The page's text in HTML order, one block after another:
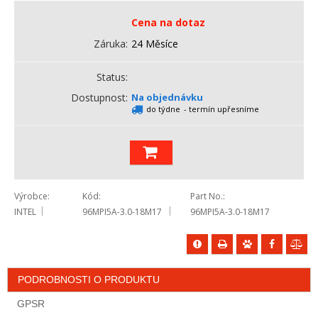
Cena na dotaz
Záruka 24 Měsíce
Status
Dostupnost Na objednávku
do týdne - termín upřesníme
Výrobce
INTEL
Kód
96MPI5A-3.0-18M17
Part No.
96MPI5A-3.0-18M17
PODROBNOSTI O PRODUKTU
GPSR